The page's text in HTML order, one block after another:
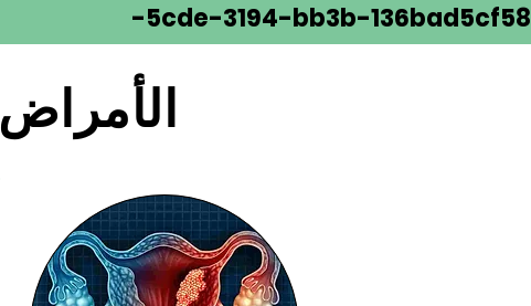
-5cde-3194-bb3b-
الأمراض